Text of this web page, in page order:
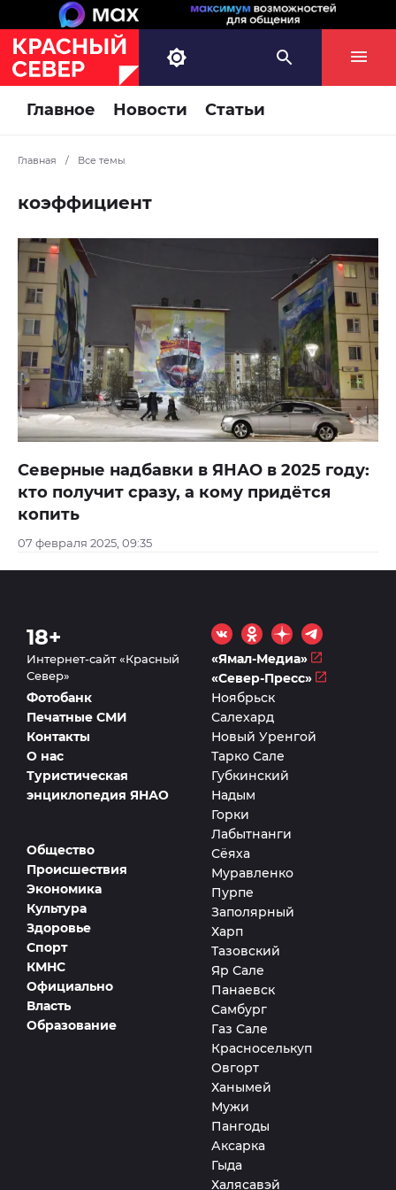
Главное Новости Статьи
Главная / Все темы
коэффициент
Северные надбавки в ЯНАО в 2025 году:
кто получит сразу, а кому придётся
копить
07 февраля 2025, 09:35
18+
Интернет-сайт «Красный
Север»
«Ямал-Медиа»
«Север-Пресс»
Общество
Происшествия
Экономика
Культура
Здоровье
Спорт
КМНС
Официально
Власть
Образование
Фотобанк
Печатные СМИ
Контакты
О нас
Туристическая
энциклопедия ЯНАО
Ноябрьск
Салехард
Новый Уренгой
Тарко Сале
Губкинский
Надым
Горки
Лабытнанги
Сёяха
Муравленко
Пурпе
Заполярный
Харп
Тазовский
Яр Сале
Панаевск
Самбург
Газ Сале
Красноселькуп
Овгорт
Ханымей
Мужи
Пангоды
Аксарка
Гыда
Халясавэй